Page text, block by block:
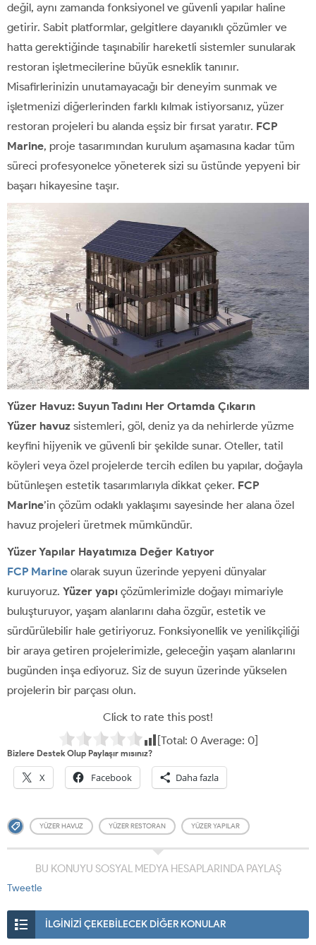
değil, aynı zamanda fonksiyonel ve güvenli yapılar haline
getirir. Sabit platformlar, gelgitlere dayanıklı çözümler ve
hatta gerektiğinde taşınabilir hareketli sistemler sunularak
restoran işletmecilerine büyük esneklik tanınır.
Misafirlerinizin unutamayacağı bir deneyim sunmak ve
işletmenizi diğerlerinden farklı kılmak istiyorsanız, yüzer
restoran projeleri bu alanda eşsiz bir fırsat yaratır. FCP
Marine, proje tasarımından kurulum aşamasına kadar tüm
süreci profesyonelce yöneterek sizi su üstünde yepyeni bir
başarı hikayesine taşır.
Yüzer Havuz: Suyun Tadını Her Ortamda Çıkarın
Yüzer havuz sistemleri, göl, deniz ya da nehirlerde yüzme
keyfini hijyenik ve güvenli bir şekilde sunar. Oteller, tatil
köyleri veya özel projelerde tercih edilen bu yapılar, doğayla
bütünleşen estetik tasarımlarıyla dikkat çeker. FCP
Marine’in çözüm odaklı yaklaşımı sayesinde her alana özel
havuz projeleri üretmek mümkündür.
Yüzer Yapılar Hayatımıza Değer Katıyor
FCP Marine olarak suyun üzerinde yepyeni dünyalar
kuruyoruz. Yüzer yapı çözümlerimizle doğayı mimariyle
buluşturuyor, yaşam alanlarını daha özgür, estetik ve
sürdürülebilir hale getiriyoruz. Fonksiyonellik ve yenilikçiliği
bir araya getiren projelerimizle, geleceğin yaşam alanlarını
bugünden inşa ediyoruz. Siz de suyun üzerinde yükselen
projelerin bir parçası olun.
Click to rate this post!
[Total: 0Average: 0]
Bizlere Destek Olup Paylaşır mısınız?
X Facebook Daha fazla
YÜZER HAVUZ YÜZER RESTORAN YÜZER YAPILAR
BU KONUYU SOSYAL MEDYA HESAPLARINDA PAYLAŞ
Tweetle
İLGİNİZİ ÇEKEBİLECEK DİĞER KONULAR